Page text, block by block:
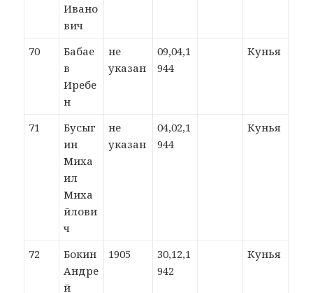
Ивано
вич
70
Бабае
в
Иребе
н
не
указан
09,04,1
944
Кунья
71
Бусыг
ин
Миха
ил
Миха
йлови
ч
не
указан
04,02,1
944
Кунья
72
Бокин
Андре
й
1905
30,12,1
942
Кунья